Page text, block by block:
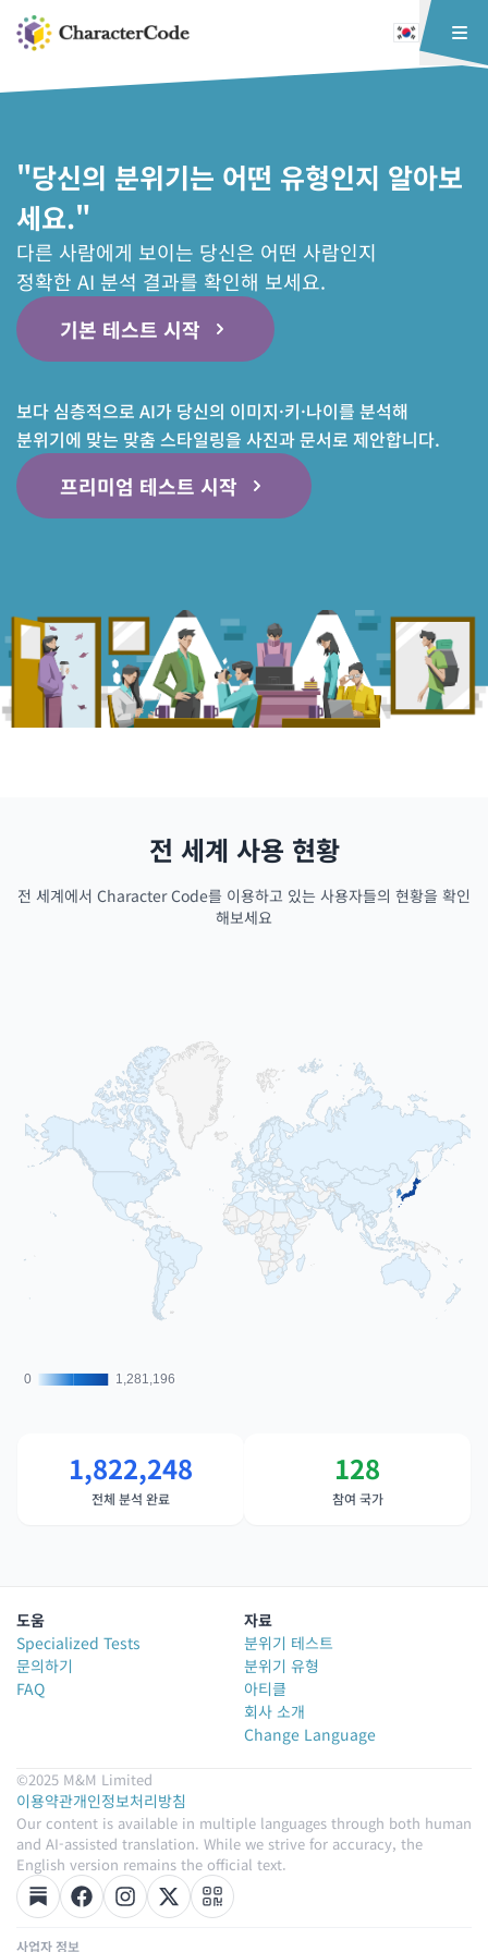
"당신의 분위기는 어떤 유형인지 알아보
세요."
다른 사람에게 보이는 당신은 어떤 사람인지
정확한 AI 분석 결과를 확인해 보세요.
기본 테스트 시작
보다 심층적으로 AI가 당신의 이미지·키·나이를 분석해
분위기에 맞는 맞춤 스타일링을 사진과 문서로 제안합니다.
프리미엄 테스트 시작
전 세계 사용 현황
전 세계에서 Character Code를 이용하고 있는 사용자들의 현황을 확인
해보세요
0
0 1,281,196
1,281,196
1,822,248
전체 분석 완료
128
참여 국가
도움
Specialized Tests
문의하기
FAQ
자료
분위기 테스트
분위기 유형
아티클
회사 소개
Change Language
©2025 M&M Limited
이용약관개인정보처리방침
Our content is available in multiple languages through both human
and AI-assisted translation. While we strive for accuracy, the
English version remains the official text.
사업자 정보